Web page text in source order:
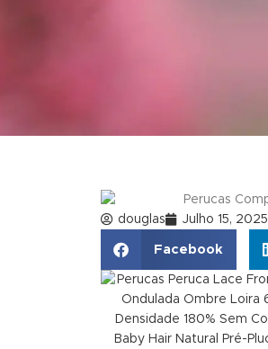
douglas Julho 15, 2025
Facebook